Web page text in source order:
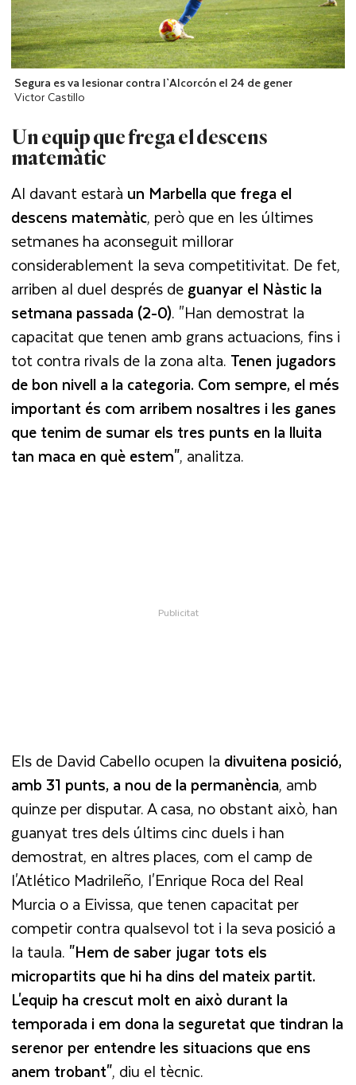
Segura es va lesionar contra l`Alcorcón el 24 de gener
Victor Castillo
Un equip que frega el descens
matemàtic
Al davant estarà un Marbella que frega el
descens matemàtic, però que en les últimes
setmanes ha aconseguit millorar
considerablement la seva competitivitat. De fet,
arriben al duel després deguanyar el Nàstic la
setmana passada (2-0). "Han demostrat la
capacitat que tenen amb grans actuacions, fins i
tot contra rivals de la zona alta. Tenen jugadors
de bon nivell a la categoria. Com sempre, el més
important és com arribem nosaltres i les ganes
que tenim de sumar els tres punts en la lluita
tan maca en què estem", analitza.
Els de David Cabello ocupen la divuitena posició,
amb 31 punts, a nou de la permanència, amb
quinze per disputar. A casa, no obstant això, han
guanyat tres dels últims cinc duels i han
demostrat, en altres places, com el camp de
l'Atlético Madrileño, l'Enrique Roca del Real
Murcia o a Eivissa, que tenen capacitat per
competir contra qualsevol tot i la seva posició a
la taula. "Hem de saber jugar tots els
micropartits que hi ha dins del mateix partit.
L'equip ha crescut molt en això durant la
temporada i em dona la seguretat que tindran la
serenor per entendre les situacions que ens
anem trobant", diu el tècnic.